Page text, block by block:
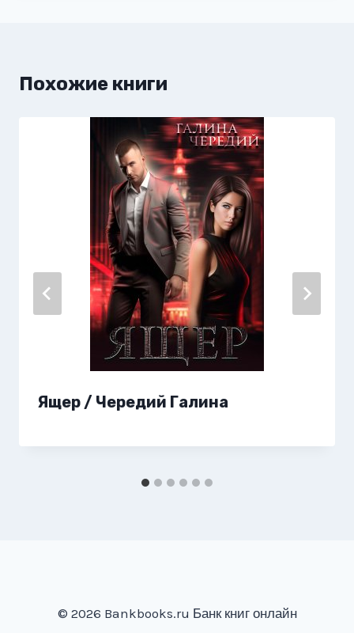
Похожие книги
Ящер / Чередий Галина
© 2026 Bankbooks.ru Банк книг онлайн